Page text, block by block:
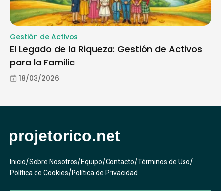
Gestión de Activos
El Legado de la Riqueza: Gestión de Activos
para la Familia
18/03/2026
Inicio/Sobre Nosotros/Equipo/Contacto/Términos de Uso/
Política de Cookies/Política de Privacidad